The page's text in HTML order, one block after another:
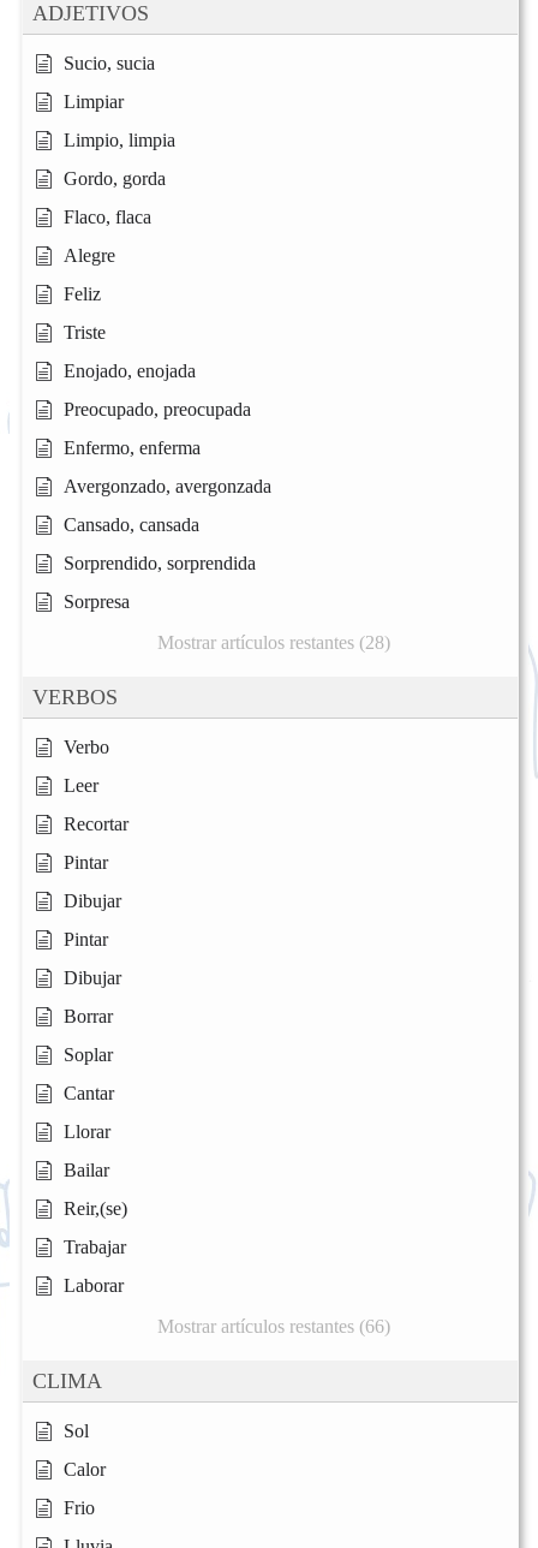
ADJETIVOS
Sucio, sucia
Limpiar
Limpio, limpia
Gordo, gorda
Flaco, flaca
Alegre
Feliz
Triste
Enojado, enojada
Preocupado, preocupada
Enfermo, enferma
Avergonzado, avergonzada
Cansado, cansada
Sorprendido, sorprendida
Sorpresa
Mostrar artículos restantes (28)
VERBOS
Verbo
Leer
Recortar
Pintar
Dibujar
Pintar
Dibujar
Borrar
Soplar
Cantar
Llorar
Bailar
Reir,(se)
Trabajar
Laborar
Mostrar artículos restantes (66)
CLIMA
Sol
Calor
Frio